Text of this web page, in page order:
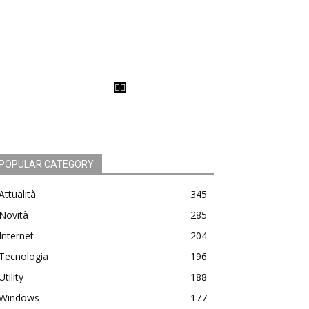
POPULAR CATEGORY
345
Novità
285
Internet
204
Tecnologia
196
188
177